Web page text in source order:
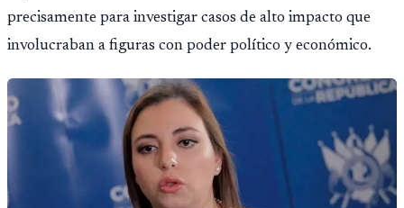
precisamente para investigar casos de alto impacto que
involucraban a figuras con poder político y económico.